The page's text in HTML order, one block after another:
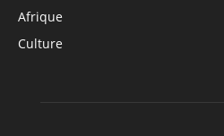
Afrique
Culture